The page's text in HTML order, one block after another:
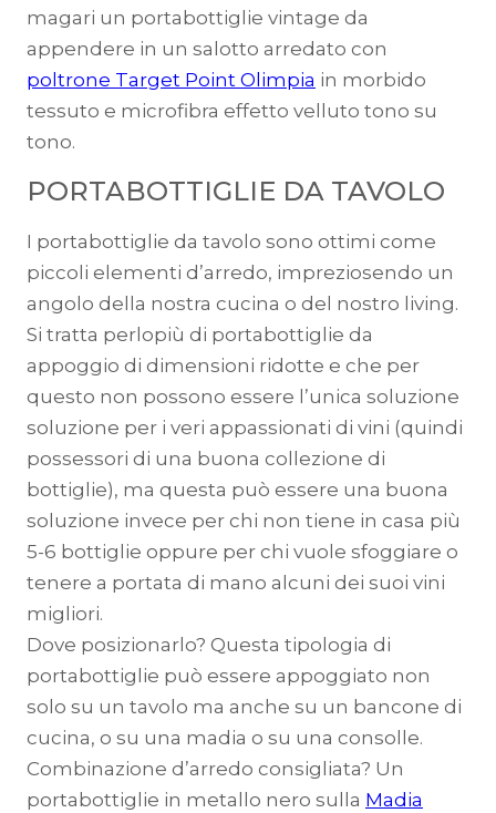
magari un portabottiglie vintage da
appendere in un salotto arredato con
poltrone Target Point Olimpia in morbido
tessuto e microfibra effetto velluto tono su
tono.
PORTABOTTIGLIE DA TAVOLO
I portabottiglie da tavolo sono ottimi come
piccoli elementi d’arredo, impreziosendo un
angolo della nostra cucina o del nostro living.
Si tratta perlopiù di portabottiglie da
appoggio di dimensioni ridotte e che per
questo non possono essere l’unica soluzione
soluzione per i veri appassionati di vini (quindi
possessori di una buona collezione di
bottiglie), ma questa può essere una buona
soluzione invece per chi non tiene in casa più
5-6 bottiglie oppure per chi vuole sfoggiare o
tenere a portata di mano alcuni dei suoi vini
migliori.
Dove posizionarlo? Questa tipologia di
portabottiglie può essere appoggiato non
solo su un tavolo ma anche su un bancone di
cucina, o su una madia o su una consolle.
Combinazione d’arredo consigliata? Un
portabottiglie in metallo nero sulla Madia